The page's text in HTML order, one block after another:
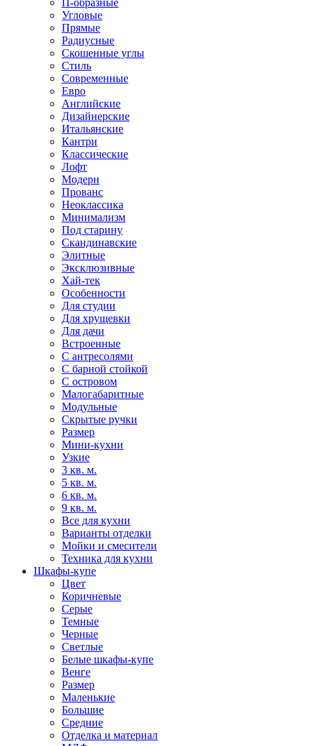
П-образные
Угловые
Прямые
Радиусные
Скошенные углы
Стиль
Современные
Евро
Английские
Дизайнерские
Итальянские
Кантри
Классические
Лофт
Модерн
Прованс
Неоклассика
Минимализм
Под старину
Скандинавские
Элитные
Эксклюзивные
Хай-тек
Особенности
Для студии
Для хрущевки
Для дачи
Встроенные
С антресолями
С барной стойкой
С островом
Малогабаритные
Модульные
Скрытые ручки
Размер
Мини-кухни
Узкие
3 кв. м.
5 кв. м.
6 кв. м.
9 кв. м.
Все для кухни
Варианты отделки
Мойки и смесители
Техника для кухни
Шкафы-купе
Цвет
Коричневые
Серые
Темные
Черные
Светлые
Белые шкафы-купе
Венге
Размер
Маленькие
Большие
Средние
Отделка и материал